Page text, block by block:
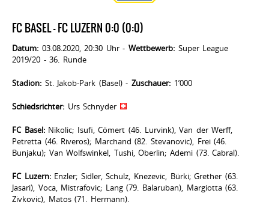
FC BASEL - FC LUZERN 0:0 (0:0)
Datum: 03.08.2020, 20:30 Uhr - Wettbewerb: Super League
2019/20 - 36. Runde
Stadion: St. Jakob-Park (Basel) - Zuschauer: 1’000
Schiedsrichter: Urs Schnyder
FC Basel:Nikolic; Isufi, Cömert (46. Lurvink), Van der Werff,
Petretta (46. Riveros); Marchand (82. Stevanovic), Frei (46.
Bunjaku); Van Wolfswinkel, Tushi, Oberlin; Ademi (73. Cabral).
FC Luzern:Enzler; Sidler, Schulz, Knezevic, Bürki; Grether (63.
Jasari), Voca, Mistrafovic; Lang (79. Balaruban), Margiotta (63.
Zivkovic), Matos (71. Hermann).